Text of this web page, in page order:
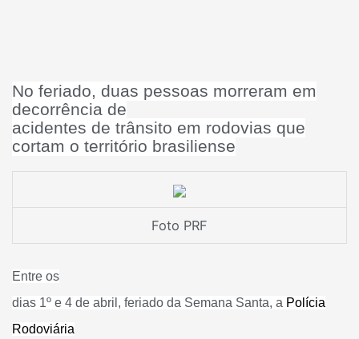
No feriado, duas pessoas morreram em
decorrência de
acidentes de trânsito em rodovias que
cortam o território brasiliense
Foto PRF
Entre os
dias 1º e 4 de abril, feriado da Semana Santa, a Polícia
Rodoviária